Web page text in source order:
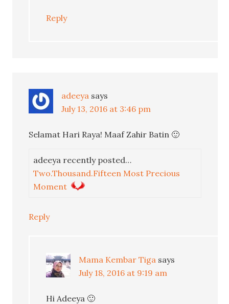
Reply
adeeya says
July 13, 2016 at 3:46 pm
Selamat Hari Raya! Maaf Zahir Batin 🙂
adeeya recently posted…
Two.Thousand.Fifteen Most Precious
Moment
Reply
Mama Kembar Tiga says
July 18, 2016 at 9:19 am
Hi Adeeya 🙂